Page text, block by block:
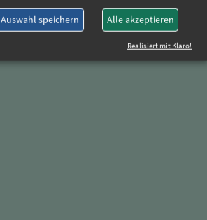
Auswahl speichern Alle akzeptieren
Realisiert mit Klaro!